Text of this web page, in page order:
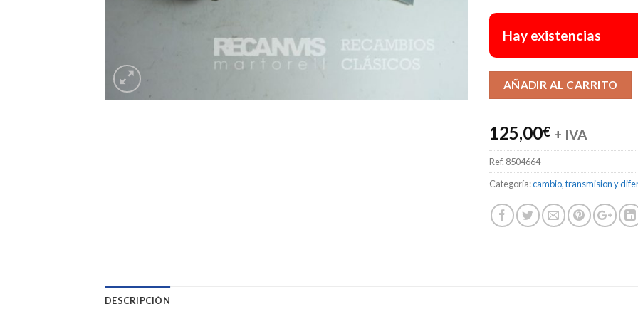
Hay existencias
AÑADIR AL CARRITO
125,00€ + IVA
Ref. 8504664
Categoría:cambio, transmision y
DESCRIPCIÓN